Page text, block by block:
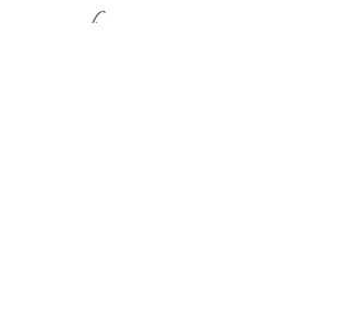
רגעים מרגשים בקדמה אלונה